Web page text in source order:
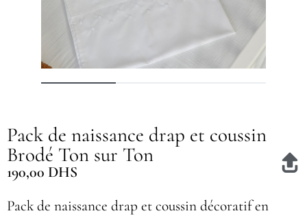
Pack de naissance drap et coussin
Brodé Ton sur Ton
190,00 DHS
Pack de naissance drap et coussin décoratif en